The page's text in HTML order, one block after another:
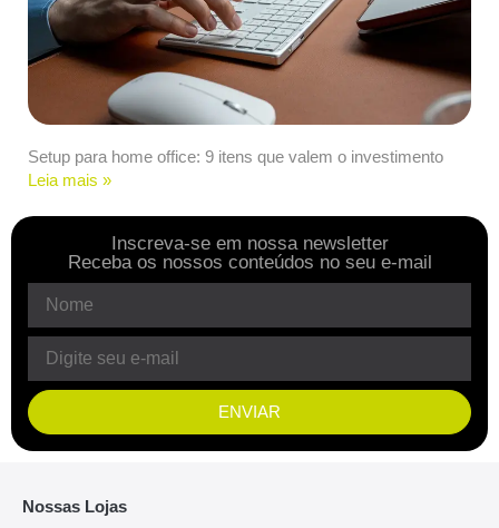
Setup para home office: 9 itens que valem o investimento
Leia mais »
Inscreva-se em nossa newsletter
Receba os nossos conteúdos no seu e-mail
ENVIAR
Nossas Lojas